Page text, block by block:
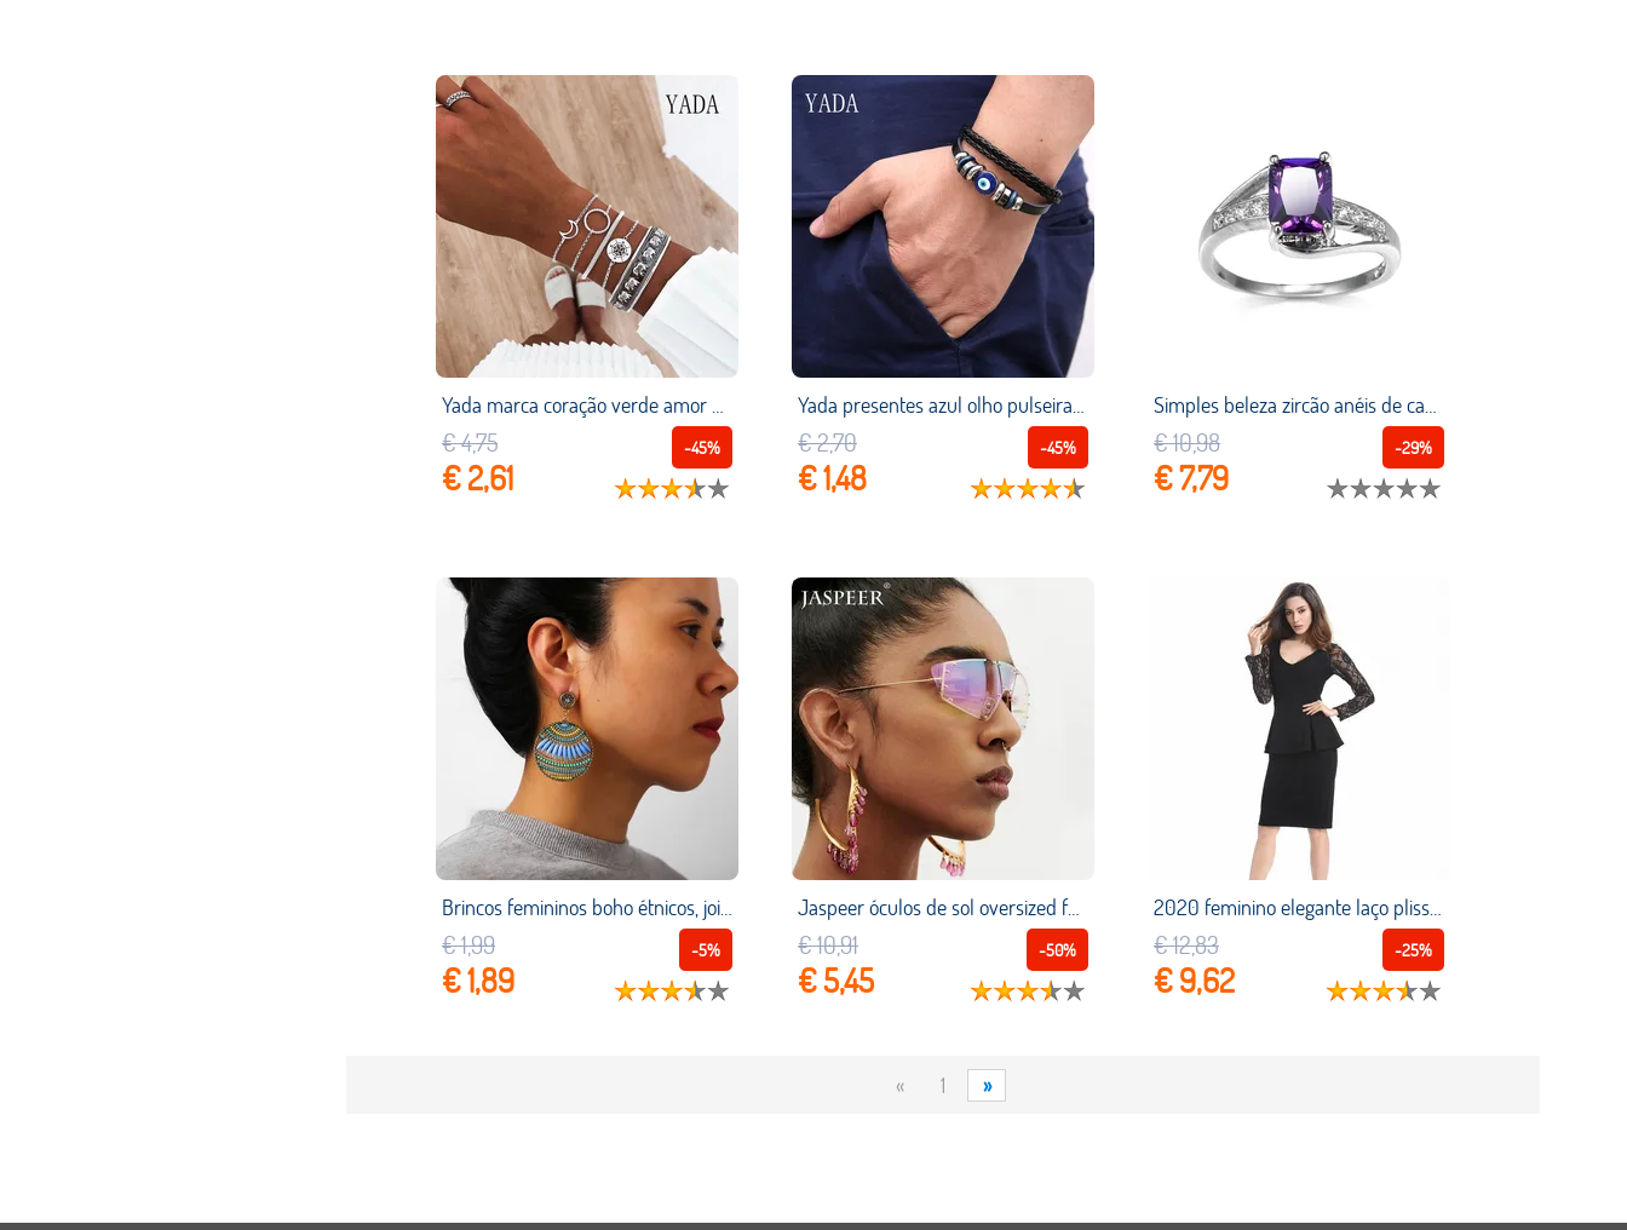
Yada marca coração verde amor & coroa & coruja ouro pulseiras & pulseiras para as mulheres pulseiras de cristal charme amizade diy pulseira bt200169
-45%
€ 4,75
€ 2,61
Yada presentes azul olho pulseiras & pulseiras para homem multi camada trançado pulseiras de couro charme amizade jóias pulseira bt200074
-45%
€ 2,70
€ 1,48
Simples beleza zircão anéis de casamento acessórios anel de jóia moda jóias noivado amante namorados aniversário casal presentes de festa
-29%
€ 10,98
€ 7,79
Brincos femininos boho étnicos, joias de pendurar para mulheres, redondo, de resina, pedrarias, novo design de 2019
-5%
€ 1,99
€ 1,89
Jaspeer óculos de sol oversized feminino espelho do vintage homens tons sem aro óculos de luxo marca metal rebite tendência feminino eyewear
-50%
€ 10,91
€ 5,45
2020 feminino elegante laço plissado v neck vintage pin up retro rockabilly manga longa arco vestido de festa outono vestidos para mulher
-25%
€ 12,83
€ 9,62
« 1 »